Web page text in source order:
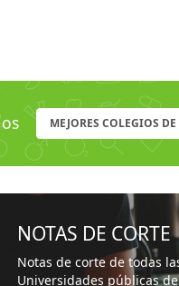
MEJORES COLEGIOS
NOTAS DE CORTE
Notas de corte de todas
Universidades públicas